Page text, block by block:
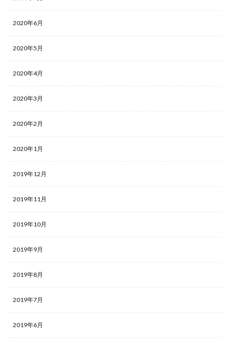
2020年6月
2020年5月
2020年4月
2020年3月
2020年2月
2020年1月
2019年12月
2019年11月
2019年10月
2019年9月
2019年8月
2019年7月
2019年6月